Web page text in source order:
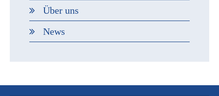
Über uns
News